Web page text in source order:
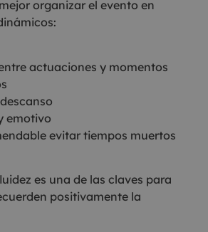
organizar el evento en
actuaciones y momentos
emotivo
evitar tiempos muertos
es una de las claves para
positivamente la